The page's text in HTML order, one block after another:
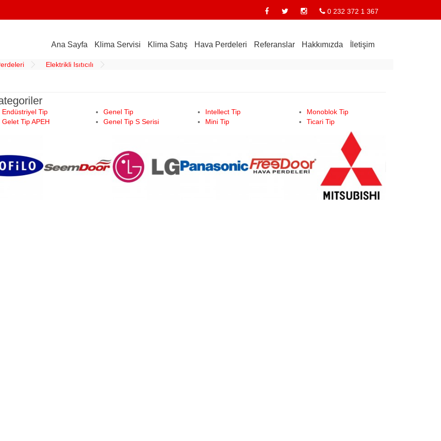
0 232 372 1 367
Ana Sayfa Klima Servisi Klima Satış Hava Perdeleri Referanslar Hakkımızda İletişim
Elektrikli Isıtıcılı
Endüstriyel Tip
Gelet Tip APEH
Genel Tip
Genel Tip S Serisi
Intellect Tip
Mini Tip
Monoblok Tip
Ticari Tip